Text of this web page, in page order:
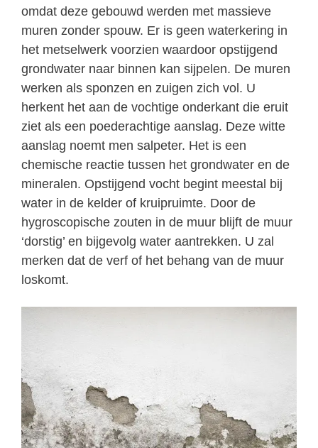
omdat deze gebouwd werden met massieve
muren zonder spouw. Er is geen waterkering in
het metselwerk voorzien waardoor opstijgend
grondwater naar binnen kan sijpelen. De muren
werken als sponzen en zuigen zich vol. U
herkent het aan de vochtige onderkant die eruit
ziet als een poederachtige aanslag. Deze witte
aanslag noemt men salpeter. Het is een
chemische reactie tussen het grondwater en de
mineralen. Opstijgend vocht begint meestal bij
water in de kelder of kruipruimte. Door de
hygroscopische zouten in de muur blijft de muur
‘dorstig’ en bijgevolg water aantrekken. U zal
merken dat de verf of het behang van de muur
loskomt.